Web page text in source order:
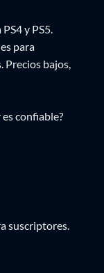
y PS5.
para
Precios bajos,
confiable?
suscriptores.